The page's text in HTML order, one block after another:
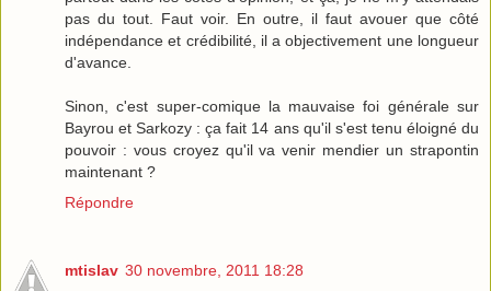
pas du tout. Faut voir. En outre, il faut avouer que côté
indépendance et crédibilité, il a objectivement une longueur
d'avance.
Sinon, c'est super-comique la mauvaise foi générale sur
Bayrou et Sarkozy : ça fait 14 ans qu'il s'est tenu éloigné du
pouvoir : vous croyez qu'il va venir mendier un strapontin
maintenant ?
Répondre
mtislav 30 novembre, 2011 18:28